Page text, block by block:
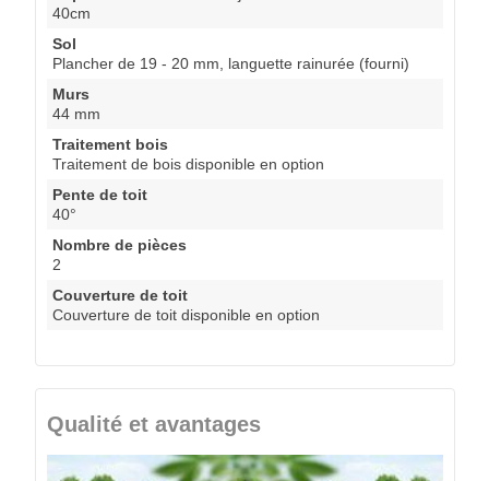
40cm
Sol
Plancher de 19 - 20 mm, languette rainurée (fourni)
Murs
44 mm
Traitement bois
Traitement de bois disponible en option
Pente de toit
40°
Nombre de pièces
2
Couverture de toit
Couverture de toit disponible en option
Qualité et avantages